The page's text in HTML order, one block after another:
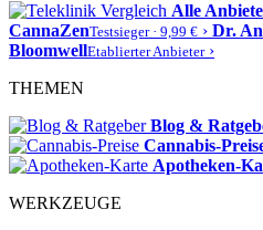
Alle
CannaZenTestsieger · 9,99 € › Dr.
BloomwellEtablierter Anbieter ›
THEMEN
Blog &
Cannabis-
Apotheken-
WERKZEUGE